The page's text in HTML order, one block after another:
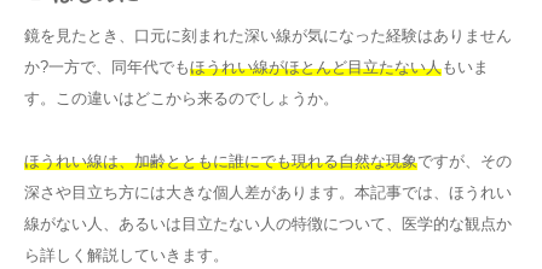
鏡を見たとき、口元に刻まれた深い線が気になった経験はありません
か?一方で、同年代でもほうれい線がほとんど目立たない人もいま
す。この違いはどこから来るのでしょうか。
ほうれい線は、加齢とともに誰にでも現れる自然な現象ですが、その
深さや目立ち方には大きな個人差があります。本記事では、ほうれい
線がない人、あるいは目立たない人の特徴について、医学的な観点か
ら詳しく解説していきます。
採用情報
言語
简体中文 한국어